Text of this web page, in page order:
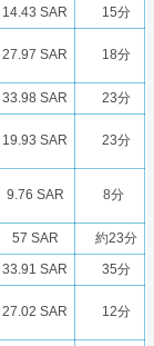
14.43 SAR
15分
27.97 SAR 18分
33.98 SAR
23分
19.93 SAR 23分
9.76 SAR 8分
57 SAR
約23分
33.91 SAR
35分
27.02 SAR 12分